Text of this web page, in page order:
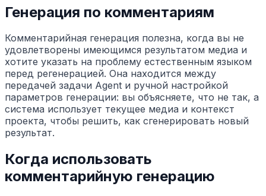
Генерация по комментариям
Комментарийная генерация полезна, когда вы не
удовлетворены имеющимся результатом медиа и
хотите указать на проблему естественным языком
перед регенерацией. Она находится между
передачей задачи Agent и ручной настройкой
параметров генерации: вы объясняете, что не так, а
система использует текущее медиа и контекст
проекта, чтобы решить, как сгенерировать новый
результат.
Когда использовать
комментарийную генерацию